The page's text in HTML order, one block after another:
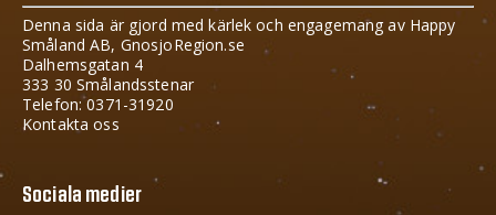
Denna sida är gjord med kärlek och engagemang av Happy
Småland AB, GnosjoRegion.se
Dalhemsgatan 4
333 30 Smålandsstenar
Telefon: 0371-31920
Kontakta oss
Sociala medier